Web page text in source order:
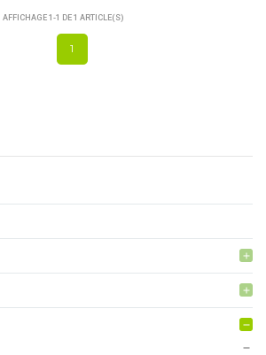
add
add
remove
remove
AFFICHAGE 1-1 DE 1 ARTICLE(S)
1